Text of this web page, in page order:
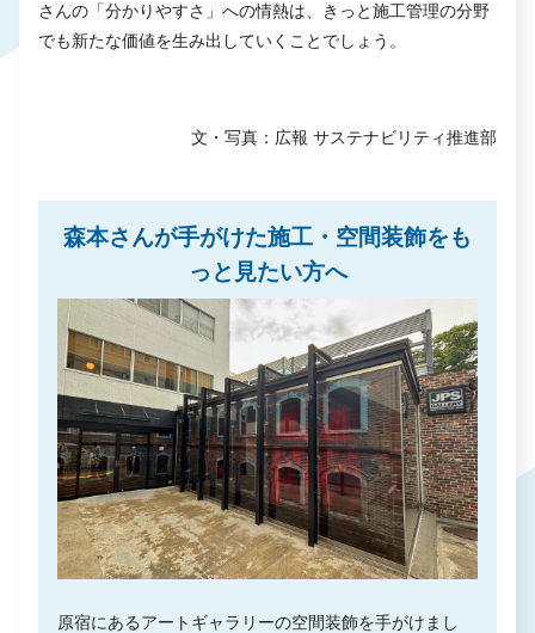
さんの「分かりやすさ」への情熱は、きっと施工管理の分野
でも新たな価値を生み出していくことでしょう。
文・写真：広報 サステナビリティ推進部
森本さんが手がけた施工・空間装飾をも
っと見たい方へ
原宿にあるアートギャラリーの空間装飾を手がけまし